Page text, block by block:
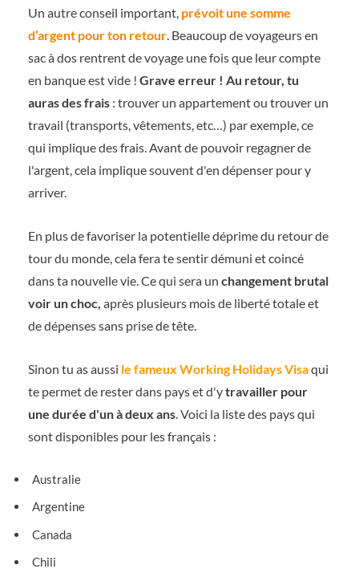
Un autre conseil important, prévoit une somme
d’argent pour ton retour . Beaucoup de voyageurs en
sac à dos rentrent de voyage une fois que leur compte
en banque est vide ! Grave erreur ! Au retour, tu
auras des frais : trouver un appartement ou trouver un
travail (transports, vêtements, etc…) par exemple, ce
qui implique des frais. Avant de pouvoir regagner de
l'argent, cela implique souvent d'en dépenser pour y
arriver.
En plus de favoriser la potentielle déprime du retour de
tour du monde, cela fera te sentir démuni et coincé
dans ta nouvelle vie. Ce qui sera un changement brutal
voir un choc, après plusieurs mois de liberté totale et
de dépenses sans prise de tête.
Sinon tu as aussi le fameux Working Holidays Visaqui
te permet de rester dans pays et d'ytravailler pour
une durée d'un à deux ans . Voici la liste des pays qui
sont disponibles pour les français :
Australie
Argentine
Canada
Chili